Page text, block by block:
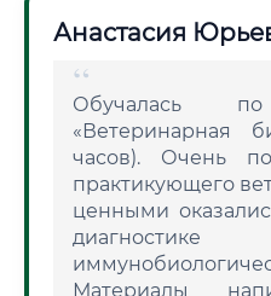
Анастасия
Обучалась по
«Ветеринарная
часов). Очень
практикующего
ценными
Материалы